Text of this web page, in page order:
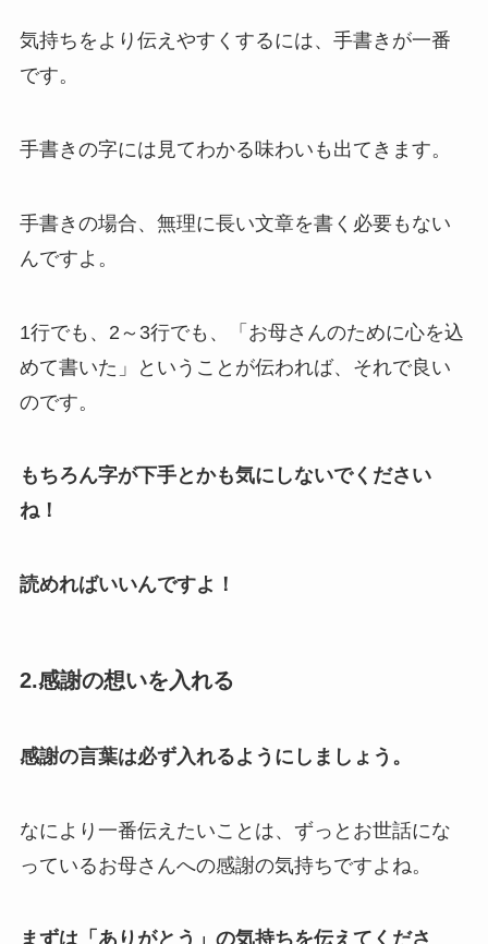
気持ちをより伝えやすくするには、手書きが一番
です。
手書きの字には見てわかる味わいも出てきます。
手書きの場合、無理に長い文章を書く必要もない
んですよ。
1行でも、2～3行でも、「お母さんのために心を込
めて書いた」ということが伝われば、それで良い
のです。
もちろん字が下手とかも気にしないでください
ね！
読めればいいんですよ！
2.感謝の想いを入れる
感謝の言葉は必ず入れるようにしましょう。
なにより一番伝えたいことは、ずっとお世話にな
っているお母さんへの感謝の気持ちですよね。
まずは「ありがとう」の気持ちを伝えてくださ